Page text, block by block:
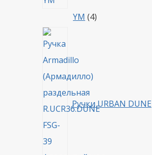
YM 44
Ручки URBAN DUNE